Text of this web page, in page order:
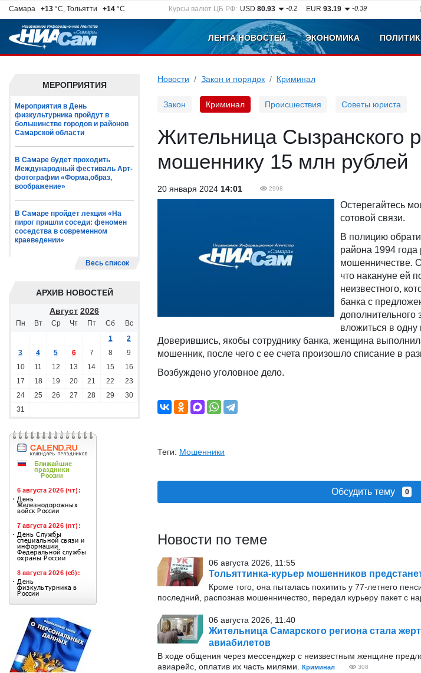
Самара +13 °C, Тольятти +14 °C Курсы валют ЦБ РФ: USD80.93 -0.2 EUR93.19 -0.39
ЛЕНТА НОВОСТЕЙ ЭКОНОМИКА
МЕРОПРИЯТИЯ
Мероприятия в День
физкультурника пройдут в
большинстве городов и районов
Самарской области
В Самаре будет проходить
Международный фестиваль Арт-
фотографии «Форма,образ,
воображение»
В Самаре пройдет лекция «На
пирог пришли соседи: феномен
соседства в современном
краеведении»
Весь список
АРХИВ НОВОСТЕЙ
Август 2026
Пн Вт Ср Чт Пт Сб
Вс
1
2
3
4 5 6 7 8
9
10
11 12 13 14 15
16
17
18 19 20 21 22
23
24
25 26 27 28 29
30
31
Новости Закон и порядок Криминал
Закон Криминал Происшествия Советы юриста
Жительница Сызранского
мошеннику 15 млн рублей
20 января 2024 14:01 2998
Остерегайтесь
сотовой связи.
В полицию
района 1994
мошенничестве.
что накануне ей
неизвестного,
банка с
вложиться в
Доверившись, якобы сотруднику банка, женщина
мошенник, после чего с ее счета произошло списание в
Возбуждено уголовное дело.
Теги: Мошенники
Обсудить тему 0
Новости по теме
06 августа 2026, 11:55
Тольяттинка-курьер мошенников
Кроме того, она пыталась похитить у 77-летнего
последний, распознав мошенничество, передал курьеру пакет с
06 августа 2026, 11:40
Жительница Самарского региона стала
авиабилетов
В ходе общения через мессенджер с неизвестным женщине
авиарейс, оплатив их часть милями.
Криминал 308